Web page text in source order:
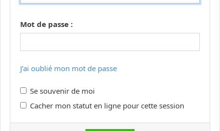
Mot de passe :
J’ai oublié mon mot de passe
Se souvenir de moi
Cacher mon statut en ligne pour cette session